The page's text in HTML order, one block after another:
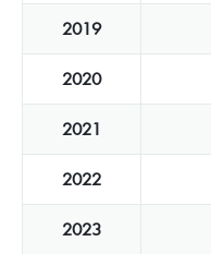
2019
2020
2021
2022
2023